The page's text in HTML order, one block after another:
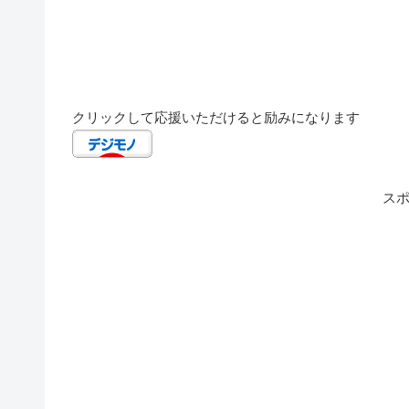
クリックして応援いただけると励みになります
ス